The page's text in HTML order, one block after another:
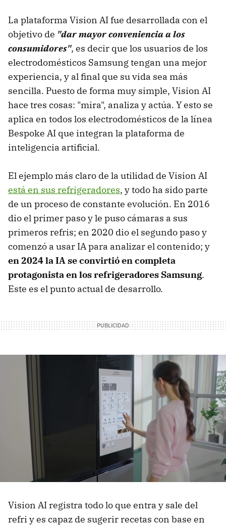
La plataforma Vision AI fue desarrollada con el
objetivo de "dar mayor conveniencia a los
consumidores", es decir que los usuarios de los
electrodomésticos Samsung tengan una mejor
experiencia, y al final que su vida sea más
sencilla. Puesto de forma muy simple, Vision AI
hace tres cosas: "mira", analiza y actúa. Y esto se
aplica en todos los electrodomésticos de la línea
Bespoke AI que integran la plataforma de
inteligencia artificial.
El ejemplo más claro de la utilidad de Vision AI
está en sus refrigeradores, y todo ha sido parte
de un proceso de constante evolución. En 2016
dio el primer paso y le puso cámaras a sus
primeros refris; en 2020 dio el segundo paso y
comenzó a usar IA para analizar el contenido; y
en 2024 la IA se convirtió en completa
protagonista en los refrigeradores Samsung.
Este es el punto actual de desarrollo.
Vision AI registra todo lo que entra y sale del
refri y es capaz de sugerir recetas con base en